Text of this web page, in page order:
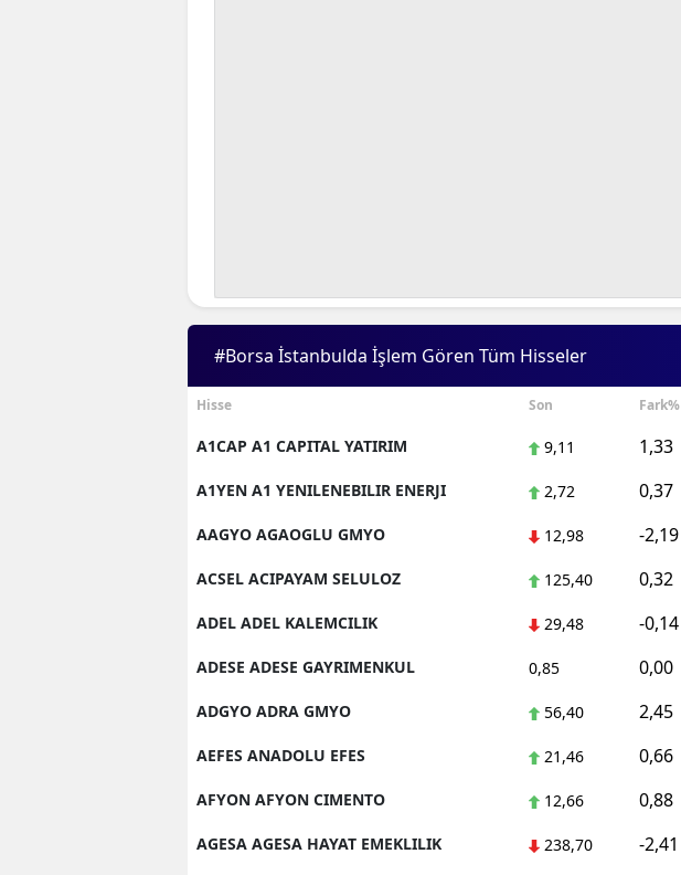
#Borsa İstanbulda İşlem Gören Tüm Hisseler
Hisse Son Fark%
A1CAP A1 CAPITAL YATIRIM 9,11 1,33
A1YEN A1 YENILENEBILIR ENERJI 2,72 0,37
AAGYO AGAOGLU GMYO 12,98 -2,19
ACSEL ACIPAYAM SELULOZ 125,40 0,32
ADEL ADEL KALEMCILIK 29,48 -0,14
ADESE ADESE GAYRIMENKUL 0,85 0,00
ADGYO ADRA GMYO 56,40 2,45
AEFES ANADOLU EFES 21,46 0,66
AFYON AFYON CIMENTO 12,66 0,88
AGESA AGESA HAYAT EMEKLILIK 238,70 -2,41